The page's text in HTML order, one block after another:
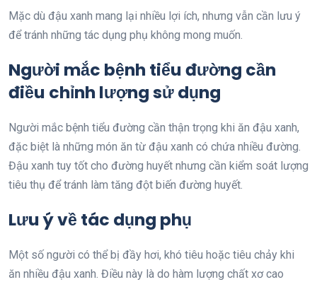
Mặc dù đậu xanh mang lại nhiều lợi ích, nhưng vẫn cần lưu ý
để tránh những tác dụng phụ không mong muốn.
Người mắc bệnh tiểu đường cần
điều chỉnh lượng sử dụng
Người mắc bệnh tiểu đường cần thận trọng khi ăn đậu xanh,
đặc biệt là những món ăn từ đậu xanh có chứa nhiều đường.
Đậu xanh tuy tốt cho đường huyết nhưng cần kiểm soát lượng
tiêu thụ để tránh làm tăng đột biến đường huyết.
Lưu ý về tác dụng phụ
Một số người có thể bị đầy hơi, khó tiêu hoặc tiêu chảy khi
ăn nhiều đậu xanh. Điều này là do hàm lượng chất xơ cao